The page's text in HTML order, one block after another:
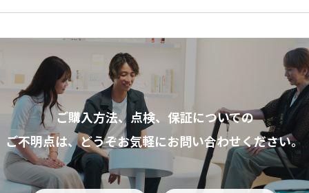
ご購入方法、点検、保証についての
ご不明点は、どうぞお気軽にお問い合わせください。